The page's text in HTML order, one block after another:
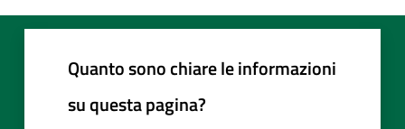
Quanto sono chiare le informazioni
su questa pagina?